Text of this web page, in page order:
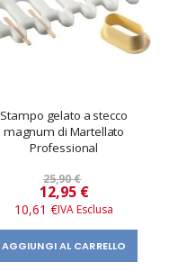
Stampo gelato a stecco
magnum di Martellato
Professional
25,90 €
Prezzo
speciale
12,95 €
10,61 €
AGGIUNGI AL CARRELLO